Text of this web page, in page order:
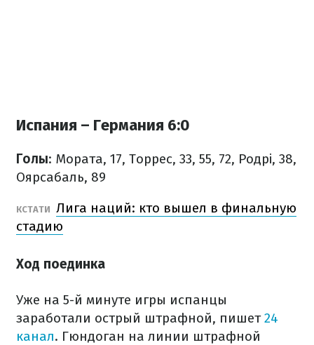
Испания – Германия 6:0
Голы: Мората, 17, Торрес, 33, 55, 72, Родрі, 38,
Оярсабаль, 89
КСТАТИ Лига наций: кто вышел в финальную
стадию
Ход поединка
Уже на 5-й минуте игры испанцы
заработали острый штрафной, пишет24
канал. Гюндоган на линии штрафной